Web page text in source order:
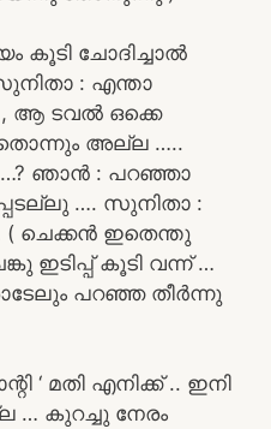
കൂടി ചോദിച്ചാൽ
: എന്താ
ടവൽ ഒക്കെ
അല്ല …..
ഞാൻ : പറഞ്ഞാ
…. സുനിതാ :
( ചെക്കൻ ഇതെന്തു
ഇടിപ്പ്‌ കൂടി വന്ന് …
പറഞ്ഞ തീർന്നു
‘ മതി എനിക്ക് .. ഇനി
… കുറച്ചു നേരം